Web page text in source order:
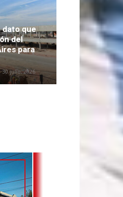
dato que
del
para
30 julio, 2026